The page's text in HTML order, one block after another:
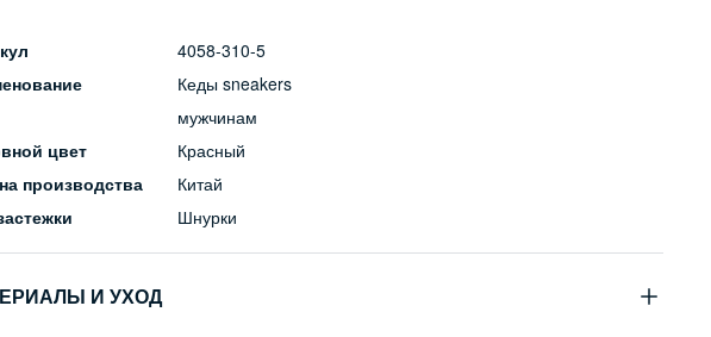
4058-310-5
Кеды sneakers
мужчинам
цвет
Красный
производства
Китай
Шнурки
И УХОД